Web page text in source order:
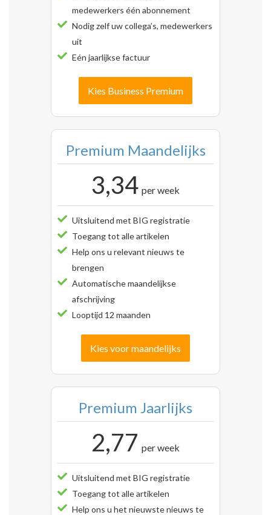
medewerkers één abonnement
Nodig zelf uw collega’s, medewerkers
uit
Eén jaarlijkse factuur
Kies Business Premium
Premium Maandelijks
3,34 per week
Uitsluitend met BIG registratie
Toegang tot alle artikelen
Help ons u relevant nieuws te
brengen
Automatische maandelijkse
afschrijving
Looptijd 12 maanden
Kies voor maandelijks
Premium Jaarlijks
2,77 per week
Uitsluitend met BIG registratie
Toegang tot alle artikelen
Help ons u het nieuwste nieuws te